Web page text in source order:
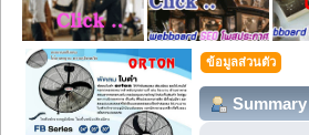
ข้อมูลส่วนตัว
Summary